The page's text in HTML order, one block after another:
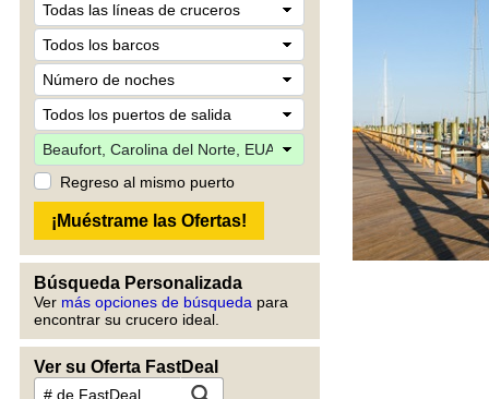
Regreso al mismo puerto
Búsqueda Personalizada
Ver más opciones de búsqueda para
encontrar su crucero ideal.
Ver su Oferta FastDeal